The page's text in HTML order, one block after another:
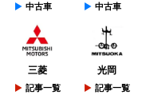
中古車
中古車
三菱
記事一覧
光岡
記事一覧